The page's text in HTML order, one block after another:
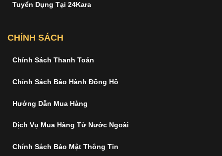
Tuyển Dụng Tại 24Kara
CHÍNH SÁCH
Chính Sách Thanh Toán
Chính Sách Bảo Hành Đồng Hồ
Hướng Dẫn Mua Hàng
Dịch Vụ Mua Hàng Từ Nước Ngoài
Chính Sách Bảo Mật Thông Tin